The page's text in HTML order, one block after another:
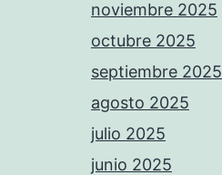
noviembre 2025
octubre 2025
septiembre 2025
agosto 2025
julio 2025
junio 2025